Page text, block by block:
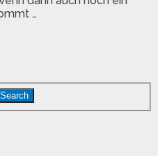
…
Search